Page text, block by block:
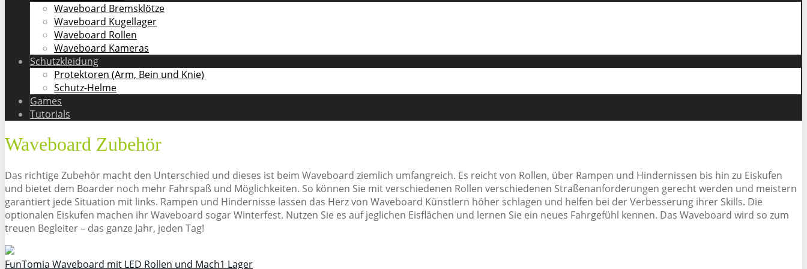
Waveboard Bremsklötze
Waveboard Kugellager
Waveboard Rollen
Waveboard Kameras
Schutzkleidung
Protektoren (Arm, Bein und Knie)
Schutz-Helme
Games
Tutorials
Waveboard Zubehör
Das richtige Zubehör macht den Unterschied und dieses ist beim Waveboard ziemlich umfangreich. Es reicht von Rollen, über Rampen und Hindernissen bis hin zu Eiskufen
und bietet dem Boarder noch mehr Fahrspaß und Möglichkeiten. So können Sie mit verschiedenen Rollen verschiedenen Straßenanforderungen gerecht werden und meistern
garantiert jede Situation mit links. Rampen und Hindernisse lassen das Herz von Waveboard Künstlern höher schlagen und helfen bei der Verbesserung ihrer Skills. Die
optionalen Eiskufen machen ihr Waveboard sogar Winterfest. Nutzen Sie es auf jeglichen Eisflächen und lernen Sie ein neues Fahrgefühl kennen. Das Waveboard wird so zum
treuen Begleiter – das ganze Jahr, jeden Tag!
FunTomia Waveboard mit LED Rollen und Mach1 Lager